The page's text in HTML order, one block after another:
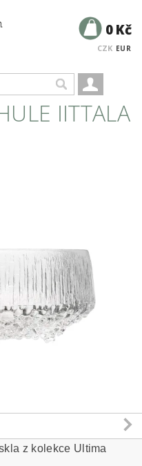
CZK EUR
0 Kč
IITTALA
z kolekce Ultima